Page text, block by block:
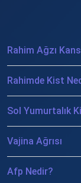
Rahim Ağzı
Rahimde Kist
Sol Yumurtalık
Vajina Ağrısı
Afp Nedir?